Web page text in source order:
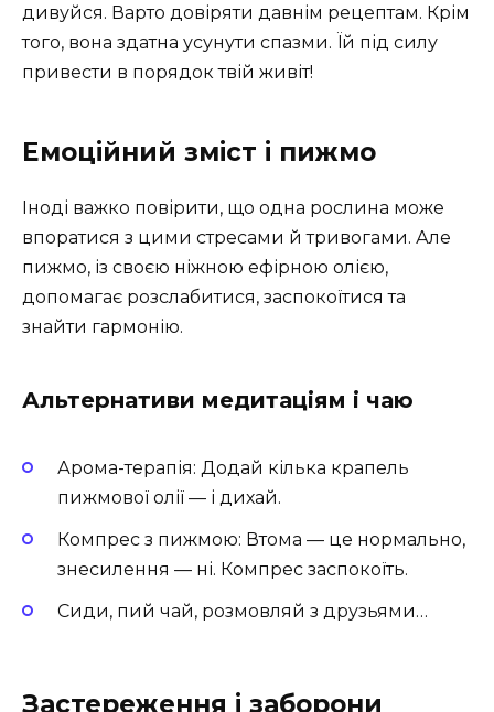
дивуйся. Варто довіряти давнім рецептам. Крім
того, вона здатна усунути спазми. Їй під силу
привести в порядок твій живіт!
Емоційний зміст і пижмо
Іноді важко повірити, що одна рослина може
впоратися з цими стресами й тривогами. Але
пижмо, із своєю ніжною ефірною олією,
допомагає розслабитися, заспокоїтися та
знайти гармонію.
Альтернативи медитаціям і чаю
Арома-терапія: Додай кілька крапель
пижмової олії — і дихай.
Компрес з пижмою: Втома — це нормально,
знесилення — ні. Компрес заспокоїть.
Сиди, пий чай, розмовляй з друзьями…
Застереження і заборони